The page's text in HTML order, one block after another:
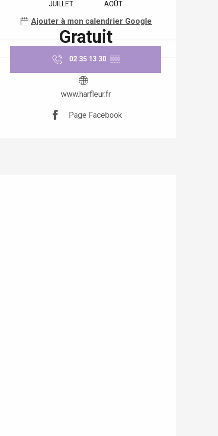
JUILLET AOÛT
Ajouter à mon calendrier Google
Gratuit
02 35 13 30 ▒▒
www.harfleur.fr
Page Facebook